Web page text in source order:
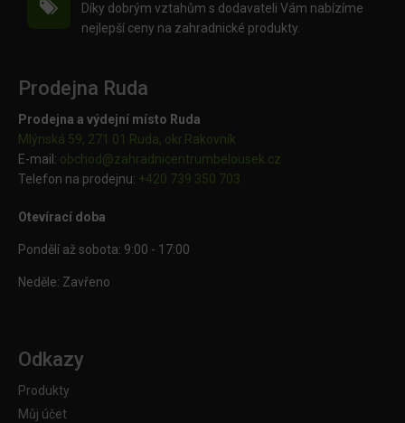
Díky dobrým vztahům s dodavateli Vám nabízíme
nejlepší ceny na zahradnické produkty.
Prodejna Ruda
Prodejna a výdejní místo Ruda
Mlýnská 59, 271 01 Ruda, okr.Rakovník
E-mail: obchod@zahradnicentrumbelousek.cz
Telefon na prodejnu: +420 739 350 703
Otevírací doba
Pondělí až sobota: 9:00 - 17:00
Neděle: Zavřeno
Odkazy
Produkty
Můj účet